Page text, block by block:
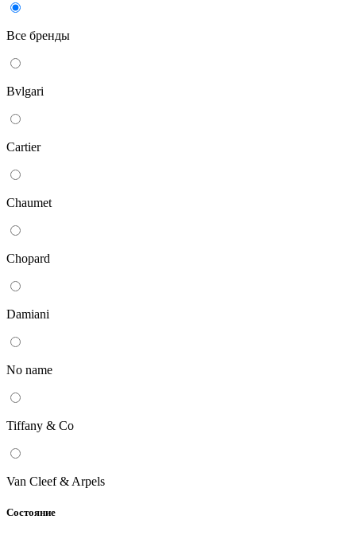
Все бренды
Bvlgari
Cartier
Chaumet
Chopard
Damiani
No name
Tiffany & Co
Van Cleef & Arpels
Состояние